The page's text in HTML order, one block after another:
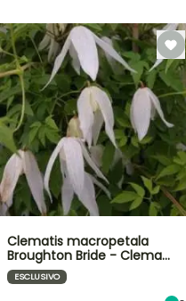
Clematis macropetala
Broughton Bride - Clema…
ESCLUSIVO